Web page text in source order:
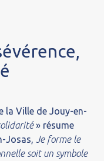
la Ville de Jouy-en-
» résume
Josas, Je forme le
soit un symbole